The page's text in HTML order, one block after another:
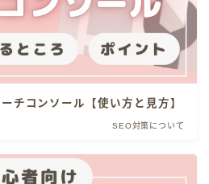
チコンソール【使い方と見方】
SEO対策について